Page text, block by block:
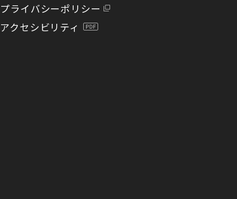
プライバシーポリシー
アクセシビリティ